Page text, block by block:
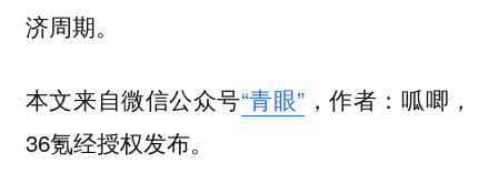
济周期。
本文来自微信公众号“青眼” ，作者：呱唧，
36氪经授权发布。